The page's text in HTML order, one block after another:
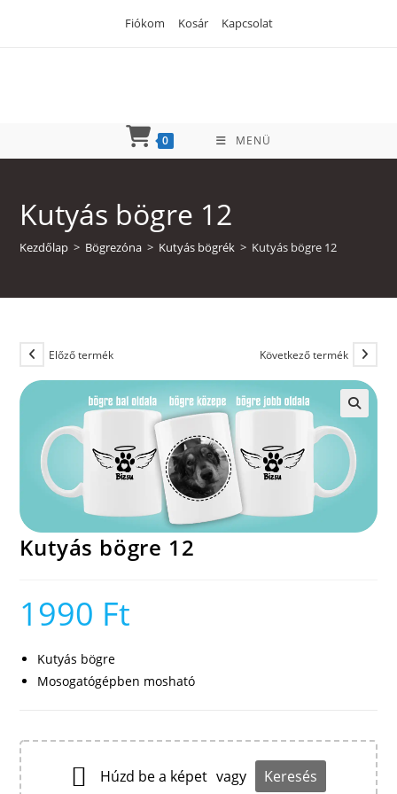
Fiókom Kosár Kapcsolat
0 MENÜ
Kutyás bögre 12
Kezdőlap > Bögrezóna > Kutyás bögrék > Kutyás bögre 12
Előző termék Következő termék
Kutyás bögre 12
1990 Ft
Kutyás bögre
Mosogatógépben mosható
Húzd be a képet vagy Keresés